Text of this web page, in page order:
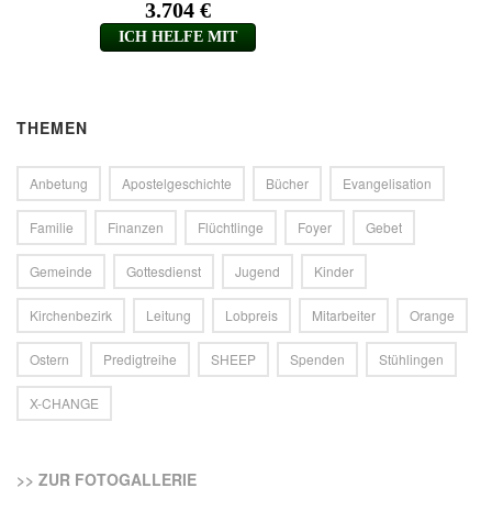
THEMEN
Anbetung Apostelgeschichte Bücher Evangelisation
Familie Finanzen Flüchtlinge Foyer Gebet
Gemeinde Gottesdienst Jugend Kinder
Kirchenbezirk Leitung Lobpreis Mitarbeiter Orange
Ostern Predigtreihe SHEEP Spenden Stühlingen
X-CHANGE
>> ZUR FOTOGALLERIE